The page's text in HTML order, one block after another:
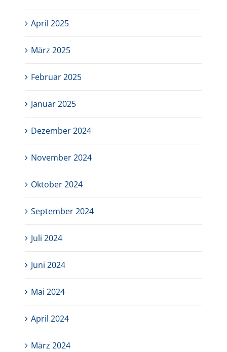
April 2025
März 2025
Februar 2025
Januar 2025
Dezember 2024
November 2024
Oktober 2024
September 2024
Juli 2024
Juni 2024
Mai 2024
April 2024
März 2024